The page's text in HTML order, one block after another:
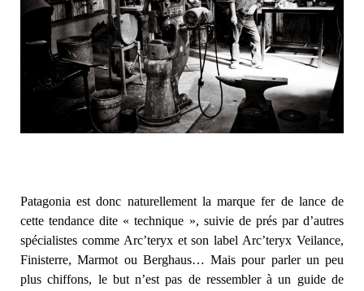
Patagonia est donc naturellement la marque fer de lance de
cette tendance dite « technique », suivie de prés par d’autres
spécialistes comme Arc’teryx et son label Arc’teryx Veilance,
Finisterre, Marmot ou Berghaus… Mais pour parler un peu
plus chiffons, le but n’est pas de ressembler à un guide de